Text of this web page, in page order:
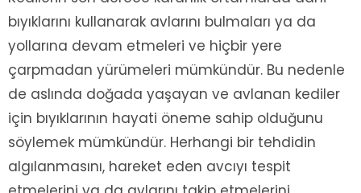
bıyıklarını kullanarak avlarını bulmaları ya da
yollarına devam etmeleri ve hiçbir yere
çarpmadan yürümeleri mümkündür. Bu nedenle
de aslında doğada yaşayan ve avlanan kediler
için bıyıklarının hayati öneme sahip olduğunu
söylemek mümkündür. Herhangi bir tehdidin
algılanmasını, hareket eden avcıyı tespit